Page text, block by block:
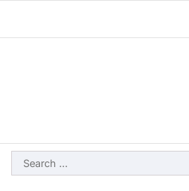
Search
for: